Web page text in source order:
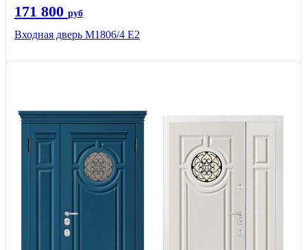
171 800 руб
Входная дверь М1806/4 Е2